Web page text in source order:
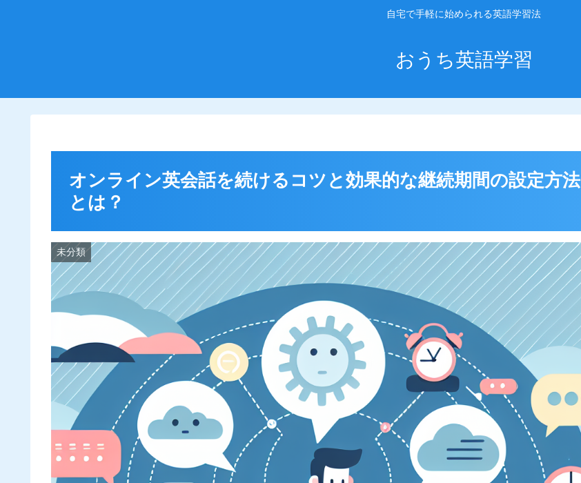
自宅で手軽に始められる英語学習法
おうち英語学習
オンライン英会話を続けるコツと効果的な継続期間の設定方法
とは？
未分類